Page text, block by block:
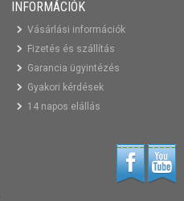
INFORMÁCIÓK
Vásárlási információk
Fizetés és szállítás
Garancia ügyintézés
Gyakori kérdések
14 napos elállás